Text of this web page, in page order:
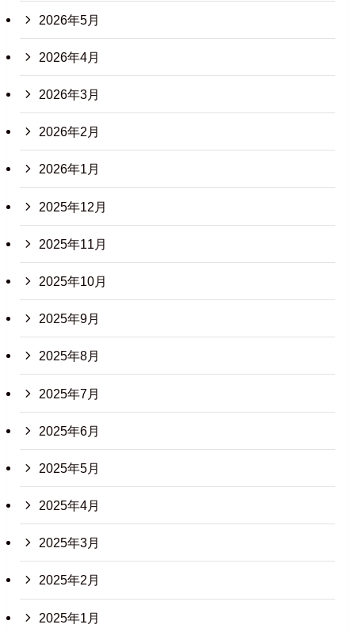
2026年5月
2026年4月
2026年3月
2026年2月
2026年1月
2025年12月
2025年11月
2025年10月
2025年9月
2025年8月
2025年7月
2025年6月
2025年5月
2025年4月
2025年3月
2025年2月
2025年1月